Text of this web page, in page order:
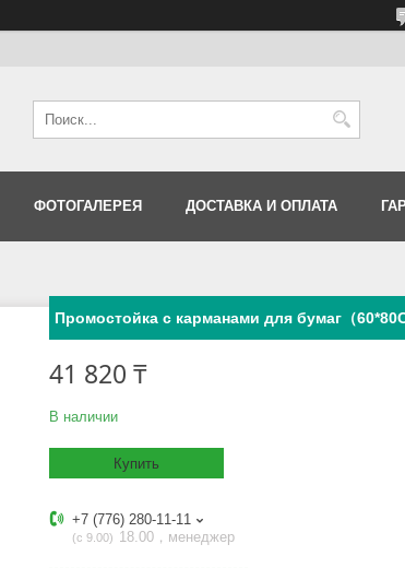
ФОТОГАЛЕРЕЯ ДОСТАВКА И ОПЛАТА
Промостойка с карманами для бумаг（
41 820 ₸
В наличии
Купить
+7 (776) 280-11-11
с 9.00 18.00，менеджер